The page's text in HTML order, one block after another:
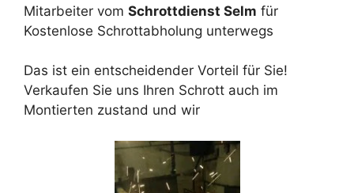
Mitarbeiter vom Schrottdienst Selm für
Kostenlose Schrottabholung unterwegs
Das ist ein entscheidender Vorteil für Sie!
Verkaufen Sie uns Ihren Schrott auch im
Montierten zustand und wir